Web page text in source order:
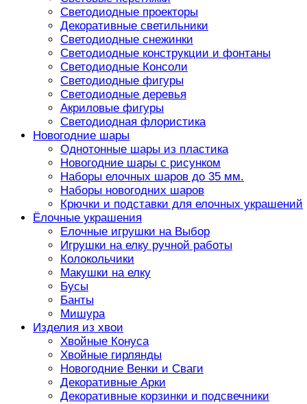
Светодиодные проекторы
Декоративные светильники
Светодиодные снежинки
Светодиодные конструкции и фонтаны
Светодиодные Консоли
Светодиодные фигуры
Светодиодные деревья
Акриловые фигуры
Светодиодная флористика
Новогодние шары
Однотонные шары из пластика
Новогодние шары с рисунком
Наборы елочных шаров до 35 мм.
Наборы новогодних шаров
Крючки и подставки для елочных украшений
Ёлочные украшения
Елочные игрушки на Выбор
Игрушки на елку ручной работы
Колокольчики
Макушки на елку
Бусы
Банты
Мишура
Изделия из хвои
Хвойные Конуса
Хвойные гирлянды
Новогодние Венки и Сваги
Декоративные Арки
Декоративные корзинки и подсвечники